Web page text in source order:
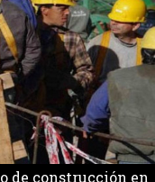
de construcción en